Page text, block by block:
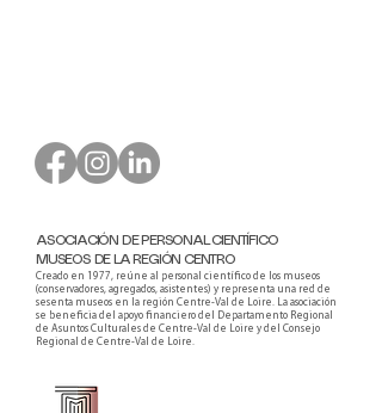
ASOCIACIÓN DE PERSONAL CIENTÍFICO
MUSEOS DE LA REGIÓN CENTRO
Creado en 1977, reúne al personal científico de los museos
(conservadores, agregados, asistentes) y representa una red de
sesenta museos en la región Centre-Val de Loire. La asociación
se beneficia del apoyo financiero del Departamento Regional
de Asuntos Culturales de Centre-Val de Loire y del Consejo
Regional de Centre-Val de Loire.